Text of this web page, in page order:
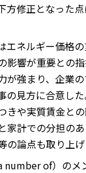
方修正となった
エネルギー価格
影響が重要との
が強まり、企業
の見方に合意し
きや実質賃金と
家計での分担の
の論点も取り上げ
number of）のメ